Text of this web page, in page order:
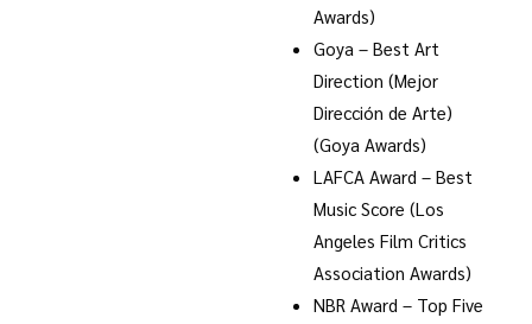
Awards)
Goya – Best Art
Direction (Mejor
Dirección de Arte)
(Goya Awards)
LAFCA Award – Best
Music Score (Los
Angeles Film Critics
Association Awards)
NBR Award – Top Five